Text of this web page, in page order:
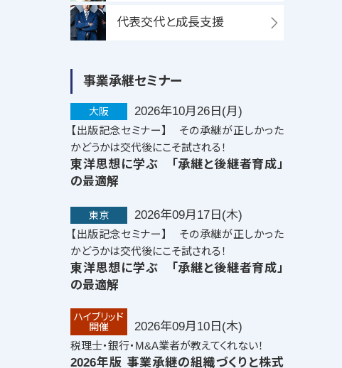
代表交代と成長支援
事業承継セミナー
大阪 2026年10月26日(月)
【出版記念セミナー】 その承継が正しかった
かどうかは交代後にこそ試される！
東洋思想に学ぶ 「承継と後継者育成」
の最適解
東京 2026年09月17日(木)
【出版記念セミナー】 その承継が正しかった
かどうかは交代後にこそ試される！
東洋思想に学ぶ 「承継と後継者育成」
の最適解
ハイブリッド
開催
2026年09月10日(木)
税理士・銀行・M&A業者が教えてくれない！
2026年版 事業承継の組織づくりと株式